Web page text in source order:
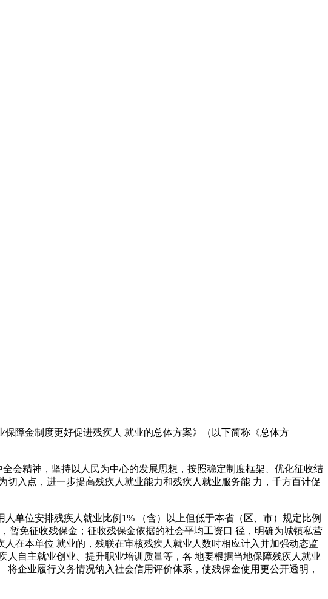
障金制度更好促进残疾人 就业的总体方案》（以下简称《总体方
会精神，坚持以人民为中心的发展思想，按照稳定制度框架、优化征收结
入点，进一步提高残疾人就业能力和残疾人就业服务能 力，千方百计促
单位安排残疾人就业比例1% （含）以上但低于本省（区、市）规定比例
暂免征收残保金；征收残保金依据的社会平均工资口 径，明确为城镇私营
在本单位 就业的，残联在审核残疾人就业人数时相应计入并加强动态监
自主就业创业、提升职业培训质量等，各 地要根据当地保障残疾人就业
企业履行义务情况纳入社会信用评价体系，使残保金使用更公开透明，